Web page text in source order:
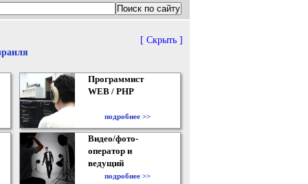
[ Скрыть ]
Программист
WEB / PHP
подробнее >>
Видео/фото-
оператор и
ведущий
подробнее >>